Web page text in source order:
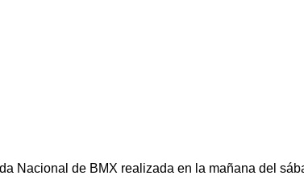
Nacional de BMX realizada en la mañana del